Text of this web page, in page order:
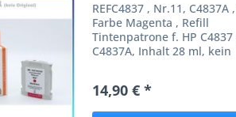
REFC4837 , Nr.11, C4837A
Farbe Magenta , Refill
Tintenpatrone f. HP C4837
C4837A, Inhalt 28 ml, kein
InkJet 1000 Business InkJet
Business InkJet 1100 D
14,90 € *